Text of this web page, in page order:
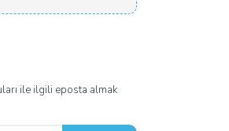
ile ilgili eposta almak